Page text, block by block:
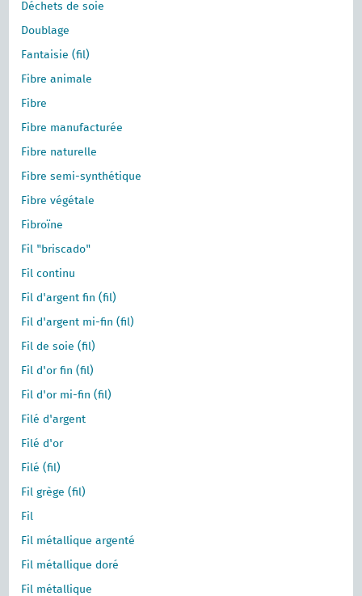
Déchets de soie
Doublage
Fantaisie (fil)
Fibre animale
Fibre
Fibre manufacturée
Fibre naturelle
Fibre semi-synthétique
Fibre végétale
Fibroïne
Fil "briscado"
Fil continu
Fil d'argent fin (fil)
Fil d'argent mi-fin (fil)
Fil de soie (fil)
Fil d'or fin (fil)
Fil d'or mi-fin (fil)
Filé d'argent
Filé d'or
Filé (fil)
Fil grège (fil)
Fil
Fil métallique argenté
Fil métallique doré
Fil métallique